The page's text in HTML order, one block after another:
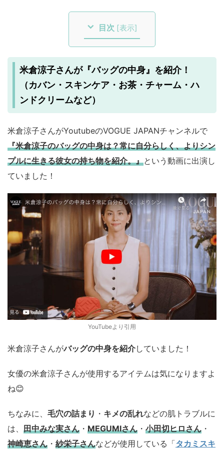
目次 [表示]
米倉涼子さんが『バッグの中身』を紹介！
（カバン・スキンケア・お茶・チャーム・ハ
ンドクリームなど）
米倉涼子さんがYoutubeのVOGUE JAPANチャンネルで
『米倉涼子のバッグの中身は？常に自分らしく、よりシン
プルに生きる彼女の持ち物を紹介。』という動画に出演し
ていました！
YouTubeより引用
米倉涼子さんがバッグの中身を紹介していました！
女優の米倉涼子さんが使用するアイテムは気になりますよ
ね😊
ちなみに、 毛穴の詰まり ・ キメの乱れなどの肌トラブルに
は、 田中みな実さん ・ MEGUMIさん ・ 小田切ヒロさん ・
神崎恵さん ・ 紗栄子さんなどが使用している「タカミスキ